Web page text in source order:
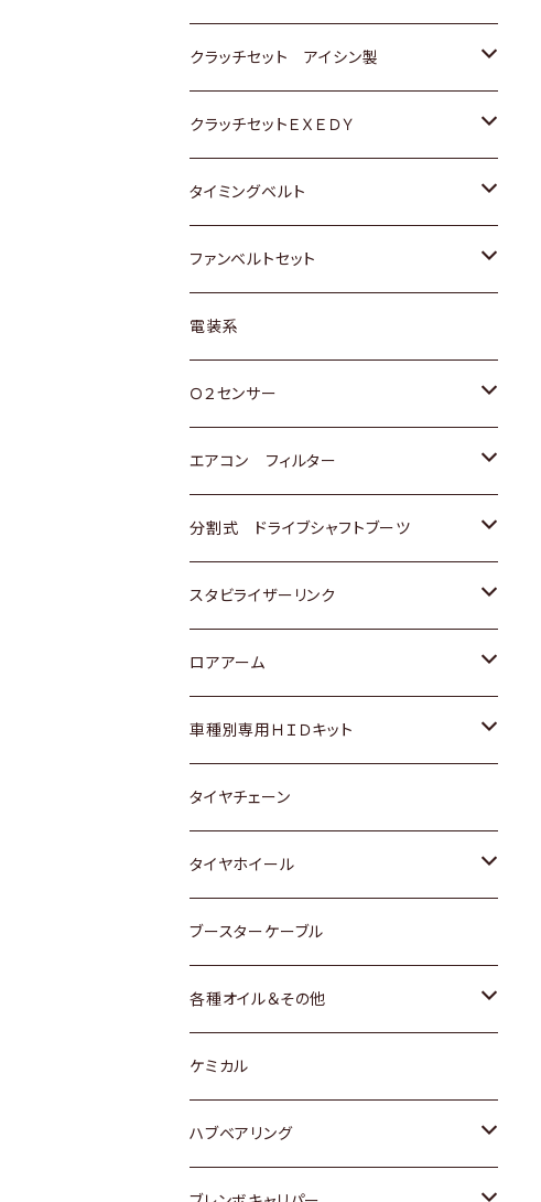
スバル
スバル
ダイハツ
マツダ
三菱
スバル
日野
ＷＡＧＥＮ
アストロ（シボレー）
クライスラー
ＶＯＬＶＯ
スズキ
日産
ダイハツ
マツダ
三菱
スバル
ダイハツ
日産
ホンダ
マツダ
トヨタ
クラッチセット アイシン製
ホンダ
スズキ
ダイハツ
マツダ
三菱
スバル
クラッチセットＥＸＥＤＹ
ホンダ
スズキ
日産
ダイハツ
マツダ
三菱
スバル
タイミングベルト
トヨタ
スズキ
ダイハツ
三菱
スバル
ファンベルトセット
トヨタ
ホンダ
スズキ
日産
いすゞ
ダイハツ
マツダ
三菱
スバル
レクサス
電装系
Ｏ２センサー
トヨタ
ホンダ
スズキ
日産
ダイハツ
マツダ
三菱
スバル
エアコン フィルター
トヨタ
ホンダ
スズキ
日産
いすゞ
ダイハツ
マツダ
三菱
スバル
分割式 ドライブシャフトブーツ
トヨタ
ホンダ
スズキ
日産
ダイハツ
スバル
スタビライザーリンク
トヨタ
ホンダ
スズキ
日産
ダイハツ
マツダ
ロアアーム
ホンダ
スズキ
日産
ダイハツ
マツダ
スバル
車種別専用ＨＩＤキット
トヨタ
マツダ
タイヤチェーン
タイヤホイール
トヨタ
ホンダ
スズキ
日産
ブースターケーブル
各種オイル＆その他
ディーデル洗浄添加剤
ケミカル
ハブベアリング